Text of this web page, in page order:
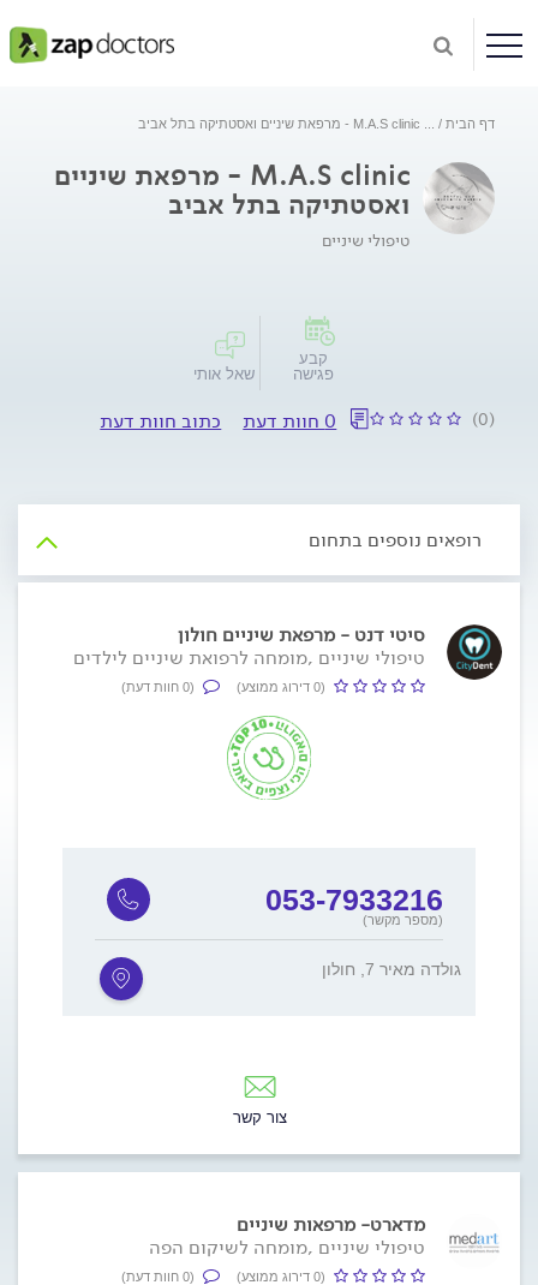
דף הבית M.A.S clinic - מרפאת שיניים ואסטתיקה בתל אביב
M.A.S clinic - מרפאת שיניים
ואסטתיקה בתל אביב
טיפולי שיניים
קבע
פגישה
שאל אותי
(0) 0 חוות דעת כתוב חוות דעת
רופאים נוספים בתחום
סיטי דנט - מרפאת שיניים חולון
טיפולי שיניים ,מומחה לרפואת שיניים לילדים
(0 דירוג ממוצע) (0 חוות דעת)
053-7933216
(מספר מקשר)
גולדה מאיר 7, חולון
צור קשר
מדארט- מרפאות שיניים
טיפולי שיניים ,מומחה לשיקום הפה
(0 דירוג ממוצע) (0 חוות דעת)